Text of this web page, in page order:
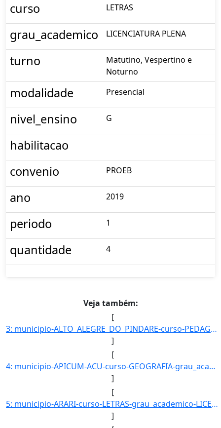
curso LETRAS
grau_academico LICENCIATURA PLENA
turno
Matutino, Vespertino e
Noturno
modalidade Presencial
nivel_ensino G
habilitacao
convenio
PROEB
ano 2019
periodo 1
quantidade 4
Veja também:
[
3: municipio-ALTO_ALEGRE_DO_PINDARE-curso-PEDAGOGIA-grau_academico-LICENCIATURA_PLENA-turno-Matutino_e_]
]
[
4: municipio-APICUM-ACU-curso-GEOGRAFIA-grau_academico-PRIMEIRA_LICENCIATURA-turno-Matutino_e_Vespertin]
]
[
5: municipio-ARARI-curso-LETRAS-grau_academico-LICENCIATURA_PLENA-turno-Matutino-_Vespertino_e_Noturno-]
]